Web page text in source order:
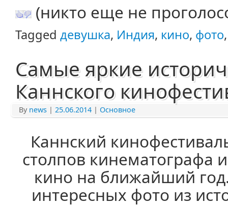
(никто еще не
Tagged девушка, Индия, кино, фото
Самые яркие
Каннского
By news | 25.06.2014 | Основное
Каннский
столпов кинематографа
кино на ближайший
интересных фото из